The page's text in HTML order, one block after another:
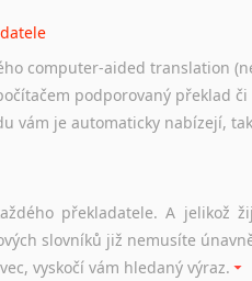
všem, kteří uvažují o studiu v
a samozřejmě i osobní
informace nekomerčního
případně osobní zkušenosti
computer-aided translation
podporovaný překlad
vám je automaticky nabízejí,
překladatele. A jelikož
slovníků již nemusíte
vyskočí vám hledaný výraz.